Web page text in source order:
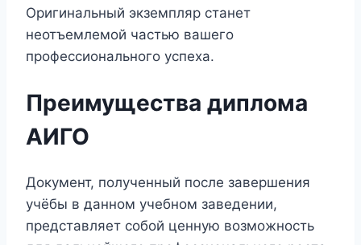
Оригинальный экземпляр станет
неотъемлемой частью вашего
профессионального успеха.
Преимущества диплома
АИГО
Документ, полученный после завершения
учёбы в данном учебном заведении,
представляет собой ценную возможность